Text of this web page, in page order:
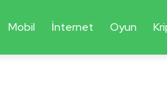
Mobil İnternet Oyun